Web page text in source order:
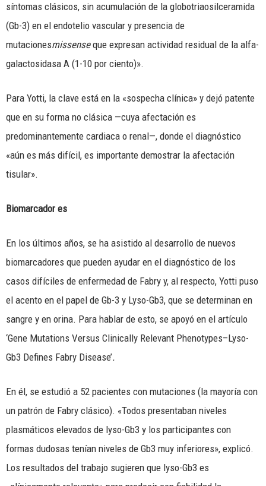
síntomas clásicos, sin acumulación de la globotriaosilceramida
(Gb-3) en el endotelio vascular y presencia de
mutacionesmissenseque expresan actividad residual de la alfa-
galactosidasa A (1-10 por ciento)».
Para Yotti, la clave está en la «sospecha clínica» y dejó patente
que en su forma no clásica —cuya afectación es
predominantemente cardiaca o renal—, donde el diagnóstico
«aún es más difícil, es importante demostrar la afectación
tisular».
Biomarcador es
En los últimos años, se ha asistido al desarrollo de nuevos
biomarcadores que pueden ayudar en el diagnóstico de los
casos difíciles de enfermedad de Fabry y, al respecto, Yotti puso
el acento en el papel de Gb-3 y Lyso-Gb3, que se determinan en
sangre y en orina. Para hablar de esto, se apoyó en el artículo
‘Gene Mutations Versus Clinically Relevant Phenotypes–Lyso-
Gb3 Defines Fabry Disease’.
En él, se estudió a 52 pacientes con mutaciones (la mayoría con
un patrón de Fabry clásico). «Todos presentaban niveles
plasmáticos elevados de lyso-Gb3 y los participantes con
formas dudosas tenían niveles de Gb3 muy inferiores», explicó.
Los resultados del trabajo sugieren que lyso-Gb3 es